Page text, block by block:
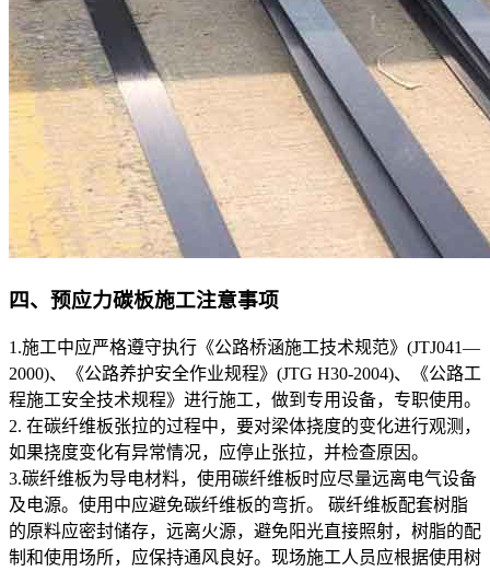
四、预应力碳板施工注意事项
1.施工中应严格遵守执行《公路桥涵施工技术规范》(JTJ041—
2000)、《公路养护安全作业规程》(JTG H30-2004)、《公路工
程施工安全技术规程》进行施工，做到专用设备，专职使用。
2. 在碳纤维板张拉的过程中，要对梁体挠度的变化进行观测，
如果挠度变化有异常情况，应停止张拉，并检查原因。
3.碳纤维板为导电材料，使用碳纤维板时应尽量远离电气设备
及电源。使用中应避免碳纤维板的弯折。 碳纤维板配套树脂
的原料应密封储存，远离火源，避免阳光直接照射，树脂的配
制和使用场所，应保持通风良好。现场施工人员应根据使用树